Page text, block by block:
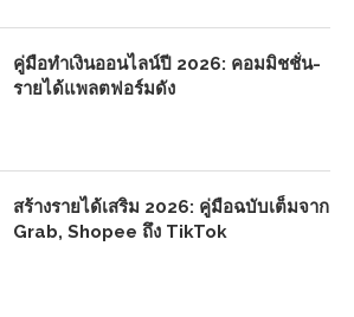
คู่มือทำเงินออนไลน์ปี 2026: คอมมิชชั่น-
รายได้แพลตฟอร์มดัง
สร้างรายได้เสริม 2026: คู่มือฉบับเต็มจาก
Grab, Shopee ถึง TikTok